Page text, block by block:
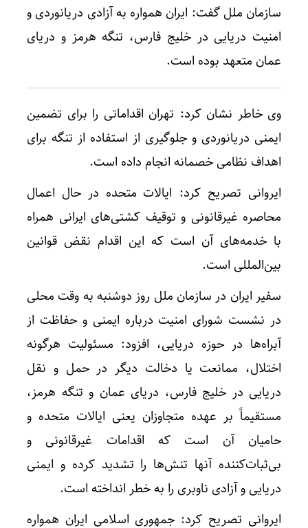
سازمان ملل گفت: ایران همواره به آزادی دریانوردی و
امنیت دریایی در خلیج فارس، تنگه هرمز و دریای
عمان متعهد بوده است.
وی خاطر نشان کرد: تهران اقداماتی را برای تضمین
ایمنی دریانوردی و جلوگیری از استفاده از تنگه برای
اهداف نظامی خصمانه انجام داده است.
ایروانی تصریح کرد: ایالات متحده در حال اعمال
محاصره غیرقانونی و توقیف کشتی‌های ایرانی همراه
با خدمه‌های آن است که این اقدام نقض قوانین
بین‌المللی است.
سفیر ایران در سازمان ملل روز دوشنبه به وقت محلی
در نشست شورای امنیت درباره ایمنی و حفاظت از
آبراه‌ها در حوزه دریایی، افزود: مسئولیت هرگونه
اختلال، ممانعت یا دخالت دیگر در حمل‌ و نقل
دریایی در خلیج فارس، دریای عمان و تنگه هرمز،
مستقیماً بر عهده متجاوزان یعنی ایالات متحده و
حامیان آن است که اقدامات غیرقانونی و
بی‌ثبات‌کننده آنها تنش‌ها را تشدید کرده و ایمنی
دریایی و آزادی ناوبری را به خطر انداخته است.
ایروانی تصریح کرد: جمهوری اسلامی ایران همواره